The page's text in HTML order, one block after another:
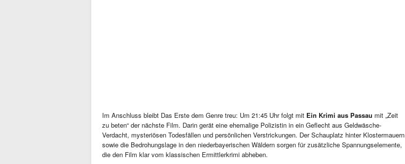
Im Anschluss bleibt Das Erste dem Genre treu: Um 21:45 Uhr folgt mit Ein Krimi aus Passau mit „Zeit
zu beten“ der nächste Film. Darin gerät eine ehemalige Polizistin in ein Geflecht aus Geldwäsche-
Verdacht, mysteriösen Todesfällen und persönlichen Verstrickungen. Der Schauplatz hinter Klostermauern
sowie die Bedrohungslage in den niederbayerischen Wäldern sorgen für zusätzliche Spannungselemente,
die den Film klar vom klassischen Ermittlerkrimi abheben.